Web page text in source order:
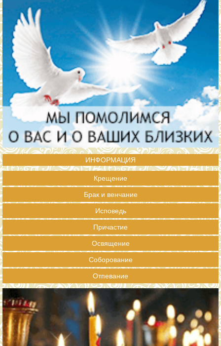
ИНФОРМАЦИЯ
Крещение
Брак и венчание
Исповедь
Причастие
Освящение
Соборование
Отпевание